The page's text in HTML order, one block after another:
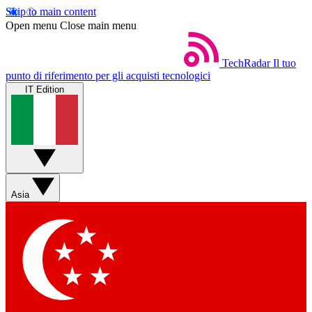
Skip to main content
Open menu Close main menu
TechRadar Il tuo
punto di riferimento per gli acquisti tecnologici
IT Edition
Asia